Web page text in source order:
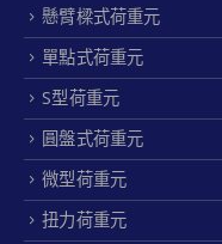
懸臂樑式荷重元
單點式荷重元
S型荷重元
圓盤式荷重元
微型荷重元
扭力荷重元